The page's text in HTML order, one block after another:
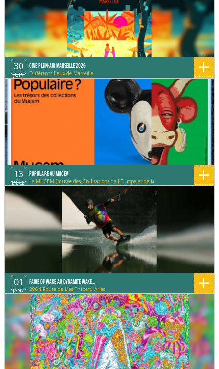
30
JUIN
Ciné Plein-Air Marseille 2026
Différents lieux de Marseille +
13
DÉCE
Populaire au MUCEM
Le MuCEM (musée des Civilisations de l'Europe et de la
+
01
JANV
Faire du Wake au Dynamite Wake...
2864 Route de Mas-Thibert, Arles +